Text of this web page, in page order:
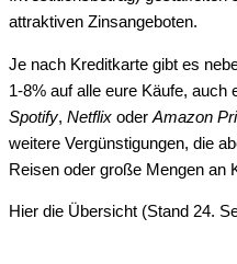
attraktiven Zinsangeboten.
Je nach Kreditkarte gibt es
1-8% auf alle eure Käufe, auch
Spotify, Netflix oder Amazon
weitere Vergünstigungen, die
Reisen oder große Mengen an
Hier die Übersicht (Stand 24.